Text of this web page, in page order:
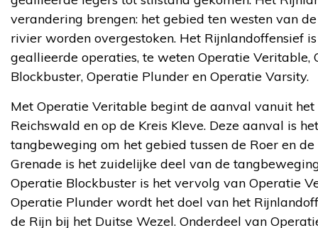
verandering brengen: het gebied ten westen van
rivier worden overgestoken. Het Rijnlandoffensief
geallieerde operaties, te weten Operatie Veritable,
Blockbuster, Operatie Plunder en Operatie Varsity.
Met Operatie Veritable begint de aanval vanuit
Reichswald en op de Kreis Kleve. Deze aanval is
tangbeweging om het gebied tussen de Roer en
Grenade is het zuidelijke deel van de
Operatie Blockbuster is het vervolg van Operatie
Operatie Plunder wordt het doel van het
de Rijn bij het Duitse Wezel. Onderdeel van